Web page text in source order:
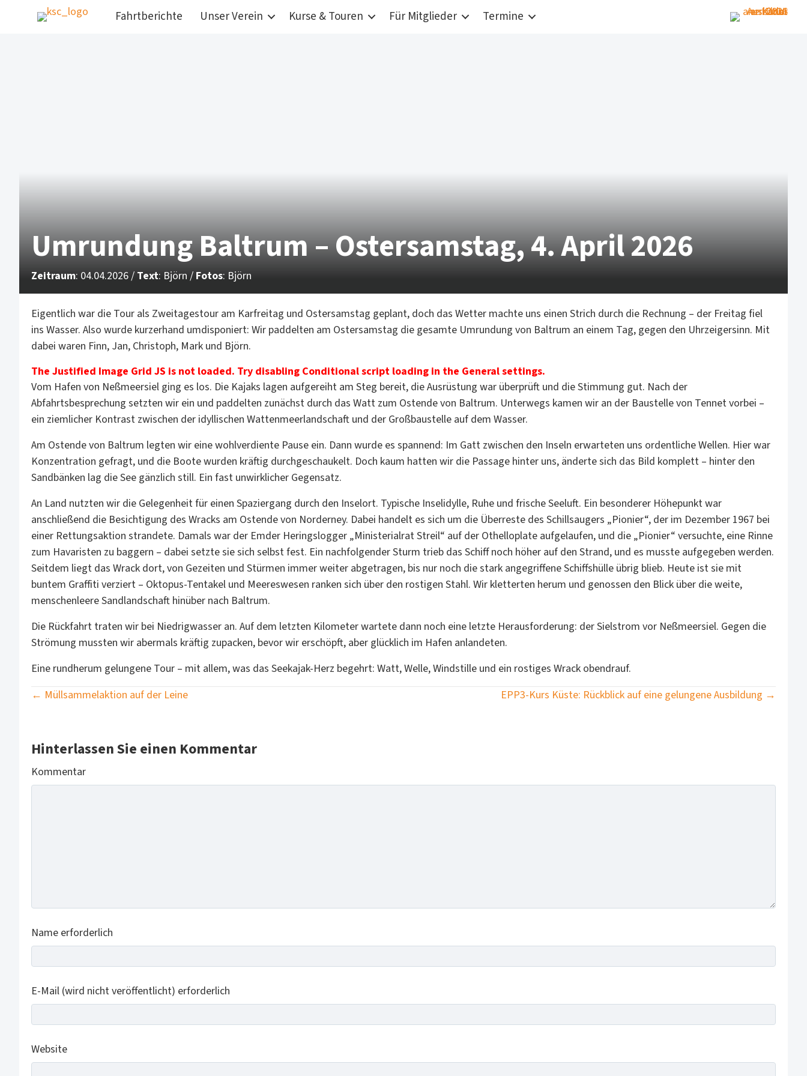
Fahrtberichte Unser Verein Kurse & Touren Für Mitglieder Termine
Umrundung Baltrum – Ostersamstag, 4. April 2026
Zeitraum: 04.04.2026 / Text: Björn / Fotos: Björn
Eigentlich war die Tour als Zweitagestour am Karfreitag und Ostersamstag geplant, doch das Wetter machte uns einen Strich durch die Rechnung – der Freitag fiel
ins Wasser. Also wurde kurzerhand umdisponiert: Wir paddelten am Ostersamstag die gesamte Umrundung von Baltrum an einem Tag, gegen den Uhrzeigersinn. Mit
dabei waren Finn, Jan, Christoph, Mark und Björn.
The Justified Image Grid JS is not loaded. Try disabling Conditional script loading in the General settings.
Vom Hafen von Neßmeersiel ging es los. Die Kajaks lagen aufgereiht am Steg bereit, die Ausrüstung war überprüft und die Stimmung gut. Nach der
Abfahrtsbesprechung setzten wir ein und paddelten zunächst durch das Watt zum Ostende von Baltrum. Unterwegs kamen wir an der Baustelle von Tennet vorbei –
ein ziemlicher Kontrast zwischen der idyllischen Wattenmeerlandschaft und der Großbaustelle auf dem Wasser.
Am Ostende von Baltrum legten wir eine wohlverdiente Pause ein. Dann wurde es spannend: Im Gatt zwischen den Inseln erwarteten uns ordentliche Wellen. Hier war
Konzentration gefragt, und die Boote wurden kräftig durchgeschaukelt. Doch kaum hatten wir die Passage hinter uns, änderte sich das Bild komplett – hinter den
Sandbänken lag die See gänzlich still. Ein fast unwirklicher Gegensatz.
An Land nutzten wir die Gelegenheit für einen Spaziergang durch den Inselort. Typische Inselidylle, Ruhe und frische Seeluft. Ein besonderer Höhepunkt war
anschließend die Besichtigung des Wracks am Ostende von Norderney. Dabei handelt es sich um die Überreste des Schillsaugers „Pionier“, der im Dezember 1967 bei
einer Rettungsaktion strandete. Damals war der Emder Heringslogger „Ministerialrat Streil“ auf der Othelloplate aufgelaufen, und die „Pionier“ versuchte, eine Rinne
zum Havaristen zu baggern – dabei setzte sie sich selbst fest. Ein nachfolgender Sturm trieb das Schiff noch höher auf den Strand, und es musste aufgegeben werden.
Seitdem liegt das Wrack dort, von Gezeiten und Stürmen immer weiter abgetragen, bis nur noch die stark angegriffene Schiffshülle übrig blieb. Heute ist sie mit
buntem Graffiti verziert – Oktopus-Tentakel und Meereswesen ranken sich über den rostigen Stahl. Wir kletterten herum und genossen den Blick über die weite,
menschenleere Sandlandschaft hinüber nach Baltrum.
Die Rückfahrt traten wir bei Niedrigwasser an. Auf dem letzten Kilometer wartete dann noch eine letzte Herausforderung: der Sielstrom vor Neßmeersiel. Gegen die
Strömung mussten wir abermals kräftig zupacken, bevor wir erschöpft, aber glücklich im Hafen anlandeten.
Eine rundherum gelungene Tour – mit allem, was das Seekajak-Herz begehrt: Watt, Welle, Windstille und ein rostiges Wrack obendrauf.
Posts
← Müllsammelaktion auf der Leine EPP3-Kurs Küste: Rückblick auf eine gelungene Ausbildung →
Hinterlassen Sie einen Kommentar
Kommentar
Name erforderlich
E-Mail (wird nicht veröffentlicht) erforderlich
Website